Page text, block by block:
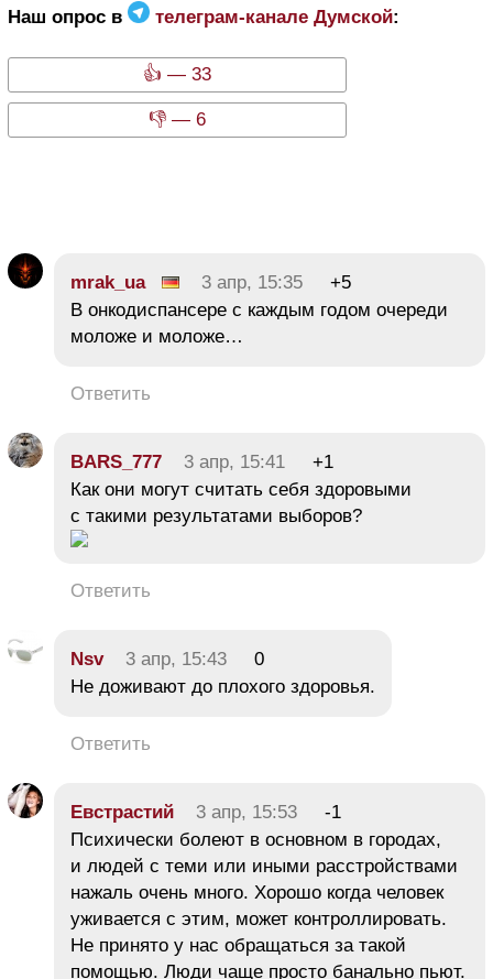
Наш опрос в телеграм-канале Думской:
👍 — 33
👎 — 6
mrak_ua 3 апр, 15:35
+5
В онкодиспансере с каждым годом очереди
моложе и моложе…
Ответить
BARS_777 3 апр, 15:41
+1
Как они могут считать себя здоровыми
с такими результатами выборов?
Ответить
Nsv 3 апр, 15:43
0
Не доживают до плохого здоровья.
Ответить
Евстрастий 3 апр, 15:53
-1
Психически болеют в основном в городах,
и людей с теми или иными расстройствами
нажаль очень много. Хорошо когда человек
уживается с этим, может контроллировать.
Не принято у нас обращаться за такой
помощью. Люди чаще просто банально пьют.